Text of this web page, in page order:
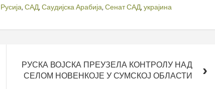
Русија, САД, Саудијска Арабија, Сенат САД, украјина
РУСКА ВОЈСКА ПРЕУЗЕЛА КОНТРОЛУ НАД
СЕЛОМ НОВЕНКОЈЕ У СУМСКОЈ ОБЛАСТИ